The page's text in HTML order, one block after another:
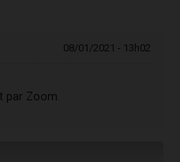
08/01/2021 - 13h02
par Zoom.